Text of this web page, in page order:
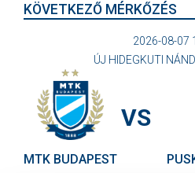
KÖVETKEZŐ MÉRKŐZÉS
2026-08-07
ÚJ HIDEGKUTI
MTK BUDAPEST
VS